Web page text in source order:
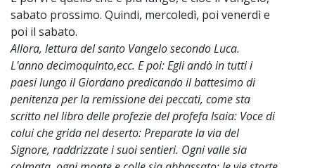
sabato prossimo. Quindi, mercoledì, poi venerdì e
poi il sabato.
Allora, lettura del santo Vangelo secondo Luca.
L'anno decimoquinto,ecc. E poi: Egli andò in tutti i
paesi lungo il Giordano predicando il battesimo di
penitenza per la remissione dei peccati, come sta
scritto nel libro delle profezie del profefa Isaia: Voce di
colui che grida nel deserto: Preparate la via del
Signore, raddrizzate i suoi sentieri. Ogni valle sia